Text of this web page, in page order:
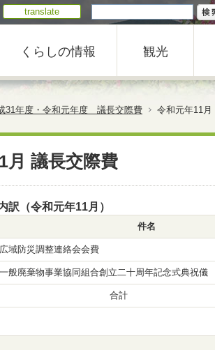
translate
くらしの情報 観光
31年度・令和元年度 議長交際費 令和元年11
月 議長交際費
訳（令和元年11月）
件名
域防災調整連絡会会費
般廃棄物事業協同組合創立二十周年記念式典祝儀
合計